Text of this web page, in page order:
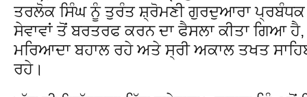
ਤਰਲੋਕ ਸਿੰਘ ਨੂੰ ਤੁਰੰਤ ਸ਼੍ਰੋਮਣੀ ਗੁਰਦੁਆਰਾ
ਸੇਵਾਵਾਂ ਤੋਂ ਬਰਤਰਫ ਕਰਨ ਦਾ ਫੈਸਲਾ ਕੀਤਾ ਗਿਆ
ਮਰਿਆਦਾ ਬਹਾਲ ਰਹੇ ਅਤੇ ਸ੍ਰੀ ਅਕਾਲ ਤਖਤ
ਰਹੇ।